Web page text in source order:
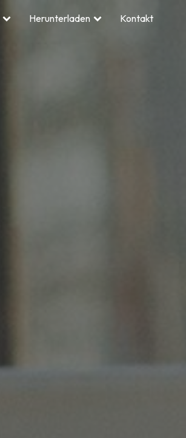
Herunterladen Kontakt